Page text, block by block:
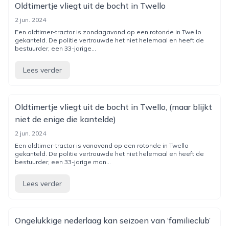
Oldtimertje vliegt uit de bocht in Twello
2 jun. 2024
Een oldtimer-tractor is zondagavond op een rotonde in Twello
gekanteld. De politie vertrouwde het niet helemaal en heeft de
bestuurder, een 33-jarige...
Lees verder
Oldtimertje vliegt uit de bocht in Twello, (maar blijkt
niet de enige die kantelde)
2 jun. 2024
Een oldtimer-tractor is vanavond op een rotonde in Twello
gekanteld. De politie vertrouwde het niet helemaal en heeft de
bestuurder, een 33-jarige man...
Lees verder
Ongelukkige nederlaag kan seizoen van ‘familieclub’